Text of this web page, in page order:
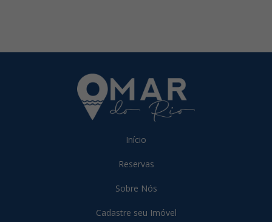
Início
Reservas
Sobre Nós
Cadastre seu Imóvel